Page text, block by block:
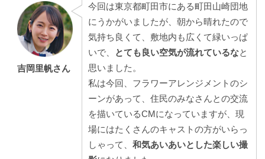
吉岡里帆さん
今回は東京都町田市にある町田山崎団地
にうかがいましたが、朝から晴れたので
気持ち良くて、敷地内も広くて緑いっぱ
いで、
とても良い空気が流れているなと
思いました。
私は今回、フラワーアレンジメントのシ
ーンがあって、住民のみなさんとの交流
を描いているCMになっていますが、現
場にはたくさんのキャストの方がいらっ
しゃって、 和気あいあいとした楽しい撮